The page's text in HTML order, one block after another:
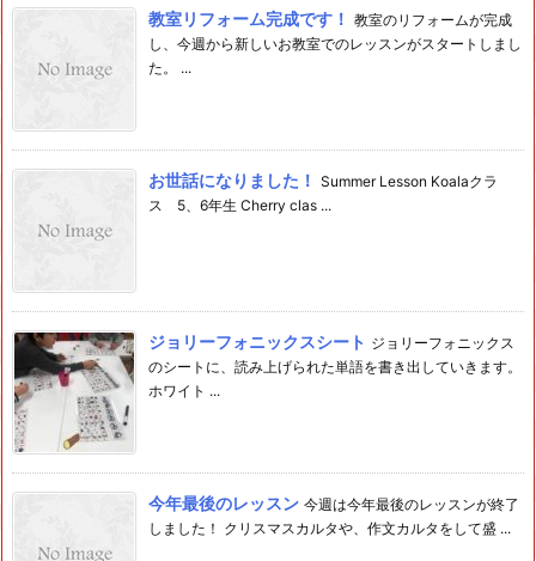
教室リフォーム完成です！ 教室のリフォームが完成
し、今週から新しいお教室でのレッスンがスタートしまし
た。 ...
お世話になりました！ Summer Lesson Koalaクラ
ス 5、6年生 Cherry clas ...
ジョリーフォニックスシート ジョリーフォニックス
のシートに、読み上げられた単語を書き出していきます。
ホワイト ...
今年最後のレッスン 今週は今年最後のレッスンが終了
しました！ クリスマスカルタや、作文カルタをして盛 ...